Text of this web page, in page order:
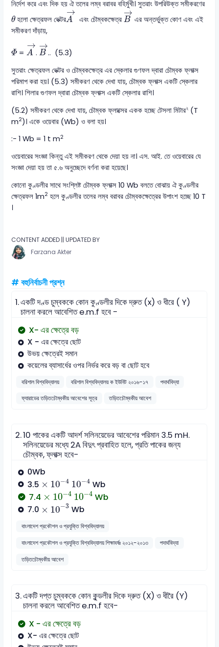
নির্দেশ করে এবং দিক হয় ঐ তলের লম্ব বরাবর বহির্মুখী। সুতরাং উপরিউক্ত সমীকরণের
θ
θহলো ক্ষেত্রফল ভেক্টর
→
A
A→
এবং চৌম্বকক্ষেত্র
→
B
B→
এর অন্তর্ভুক্ত কোণ এবং এই
সমীকরণ দাঁড়ায়,
Φ
Φ =
→
A
A→
.
→
B
B→
.. (5.3)
সুতরাং ক্ষেত্রফল ভেক্টর ও চৌম্বকক্ষেত্র এর স্কেলার গুণফল দ্বারা চৌম্বক ফ্লাক্স
পরিমাপ করা হয়। (5.3) সমীকরণ থেকে দেখা যায়, চৌম্বক ফ্লাক্স একটি স্কেলার
রাশি। শিলার গুণফল দ্বারা চৌম্বক ফ্লাক্স একটি স্কেলার রাশি।
(5.2) সমীকরণ থেকে দেখা যায়, চৌম্বক ফ্লাক্সের একক হচ্ছে টেসলা মিটার২ (T
m2)। একে ওয়েবার (Wb) ও বলা হয়।
:- 1 Wb = 1 t m2
ওয়েবারের সংজ্ঞা কিন্তু এই সমীকরণ থেকে দেয়া হয় না। এস. আই. তে ওয়েবারের যে
সংজ্ঞা দেয়া হয় তা ৫.৬ অনুচ্ছেদে বর্ণনা করা হয়েছে।
কোনো কুণ্ডলীর সাথে সংশ্লিষ্ট চৌম্বক ফ্লাক্স 10 Wb বলতে বোঝায় ঐ কুণ্ডলীর
ক্ষেত্রফল 1m2 হলে কুণ্ডলীর তলের লম্ব বরাবর চৌম্বকক্ষেত্রের উপাংশ হচ্ছে 10 T
।
CONTENT ADDED || UPDATED BY
Farzana Akter
# বহুনির্বাচনী প্রশ্ন
1.একটি দণ্ড চুম্বককে কোন কুণ্ডলীর দিকে দ্রুত (x) ও ধীরে ( Y)
চালনা করলে আবেশিত e.m.f হবে -
X- এর ক্ষেত্রে বড়
X - এর ক্ষেত্রে ছোট
উভয় ক্ষেত্রেই সমান
কয়েলের ব্যাসার্ধের ওপর নির্ভর করে বড় বা ছোট হবে
বরিশাল বিশ্ববিদ্যালয় বরিশাল বিশ্ববিদ্যালয় ক ইউনিট ২০১৬-১৭
পদার্থবিদ্যা
ফ্যারাডের তড়িতচৌম্বকীয় আবেশের সূত্র
তড়িতচৌম্বকীয় আবেশ
2.10 পাকের একটি আদর্শ সলিনয়েডের আবেশের পরিমান 3.5 mH.
সলিনয়েডের মধ্যে 2A বিদুৎ প্রবাহিত হলে, প্রতি পাকের জন্য
চৌম্বক, ফ্লাক্স হবে-
0Wb
3.5 ×
× 10−4
10-4 10−4
10-4 Wb
7.4 ×
× 10−4
10-410−4
10-4Wb
7.0 ×
× 10−3
10-3 Wb
বাংলাদেশ প্রকৌশল ও প্রযুক্তি বিশ্ববিদ্যালয়
বাংলাদেশ প্রকৌশল ও প্রযুক্তি বিশ্ববিদ্যালয় শিক্ষাবর্ষঃ ২০১২-২০১৩
পদার্থবিদ্যা
তড়িতচৌম্বকীয় আবেশ
3.একটি দপ্ত চুম্বককে কোন কুন্ডলীর দিকে দ্রুত (X) ও ধীরৈ (Y)
চালনা করলে আবেশিত e.m.f হবে-
X - এর ক্ষেত্রে বড়
X- এর ক্ষেত্রে ছোট